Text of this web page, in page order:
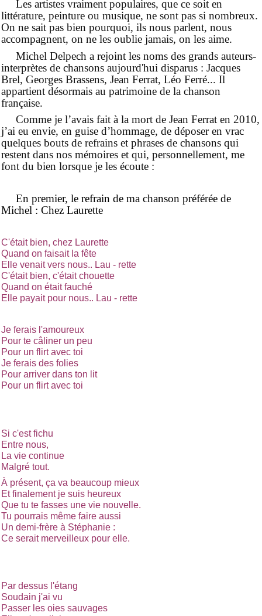
Les artistes vraiment populaires, que ce soit en
littérature, peinture ou musique, ne sont pas si nombreux.
On ne sait pas bien pourquoi, ils nous parlent, nous
accompagnent, on ne les oublie jamais, on les aime.
Michel Delpech a rejoint les noms des grands auteurs-
interprètes de chansons aujourd'hui disparus : Jacques
Brel, Georges Brassens, Jean Ferrat, Léo Ferré... Il
appartient désormais au patrimoine de la chanson
française.
Comme je l’avais fait à la mort de Jean Ferrat en 2010,
j’ai eu envie, en guise d’hommage, de déposer en vrac
quelques bouts de refrains et phrases de chansons qui
restent dans nos mémoires et qui, personnellement, me
font du bien lorsque je les écoute :
En premier, le refrain de ma chanson préférée de
Michel : Chez Laurette
C'était bien, chez Laurette
Quand on faisait la fête
Elle venait vers nous.. Lau - rette
C'était bien, c'était chouette
Quand on était fauché
Elle payait pour nous.. Lau - rette
Je ferais l'amoureux
Pour te câliner un peu
Pour un flirt avec toi
Je ferais des folies
Pour arriver dans ton lit
Pour un flirt avec toi
Si c'est fichu
Entre nous,
La vie continue
Malgré tout.
À présent, ça va beaucoup mieux
Et finalement je suis heureux
Que tu te fasses une vie nouvelle.
Tu pourrais même faire aussi
Un demi-frère à Stéphanie :
Ce serait merveilleux pour elle.
Par dessus l'étang
Soudain j'ai vu
Passer les oies sauvages